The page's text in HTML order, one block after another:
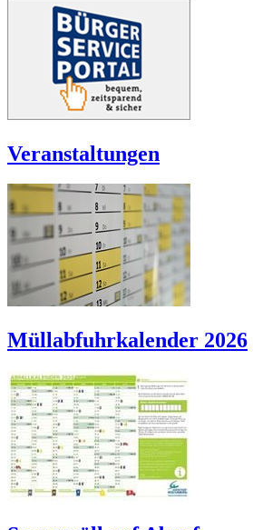
Veranstaltungen
Müllabfuhrkalender 2026